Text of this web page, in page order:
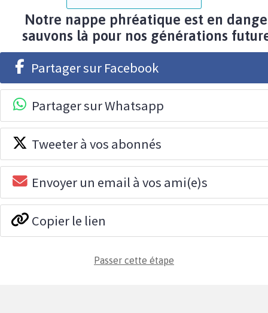
Notre nappe phréatique est en
sauvons là pour nos générations
Partager sur Facebook
Partager sur Whatsapp
Tweeter à vos abonnés
Envoyer un email à vos ami(e)s
Copier le lien
Passer cette étape